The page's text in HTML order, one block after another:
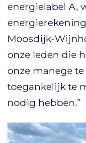
energielabel A,
Moosdijk-
onze leden die
onze manege
toegankelijk te
nodig hebben.”